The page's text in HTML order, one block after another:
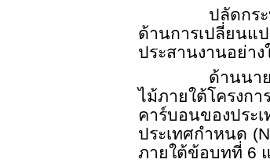
ปลัดกร
ด้านการเปลี่ยนแ
ประสานงานอย่า
ด้านนา
ไม้ภายใต้โครงก
คาร์บอนของประ
ประเทศกำหนด (
ภายใต้ข้อบทที่ 6